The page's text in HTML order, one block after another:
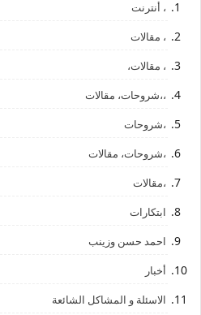
، أنترنت
، مقالات
، مقالات،
،،شروحات، مقالات
،شروحات
،شروحات، مقالات
،مقالات
ابتكارات
احمد حسن وزينب
أخبار
الاسئلة و المشاكل الشائعة